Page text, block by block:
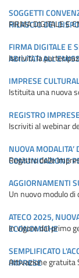
SOGGETTI
RILASCIO DEI
FIRMA DIGITALE E
FIRMA DIGITALE E
ABILITATI
Iscriviti, la
IMPRESE
Istituita una nuova
REGISTRO
Iscriviti al webinar
NUOVA
COMUNICAZIONE
Registro delle
AGGIORNAMENTI
Un nuovo modulo
ATECO 2025,
ECONOMICHE
In vigore dal primo
SEMPLIFICATO
IMPRESE
Attivazione gratuita